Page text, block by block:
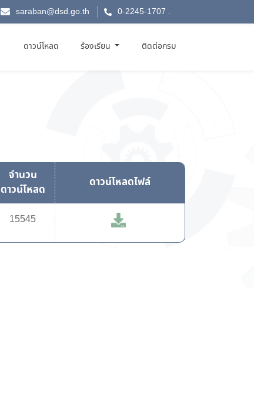
saraban@dsd.go.th 0-2245-1707 .
ดาวน์โหลด ร้องเรียน ติดต่อกรม
จำนวน
ดาวน์โหลด
ดาวน์โหลดไฟล์
15545